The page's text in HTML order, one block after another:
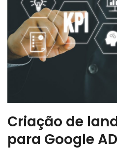
Criação de
para Google